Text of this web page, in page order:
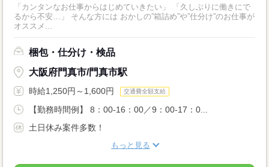
「カンタンなお仕事からはじめていきたい」 「久しぶりに働きにで
るから不安…」 そんな方には おかしの”箱詰め”や”仕分け”のお仕事が
オススメ...
梱包・仕分け・検品
大阪府門真市/門真市駅
時給1,250円～1,600円 交通費全額支給
【勤務時間例】 8：00-16：00／9：00-17：0...
土日休み案件多数！
もっと見る